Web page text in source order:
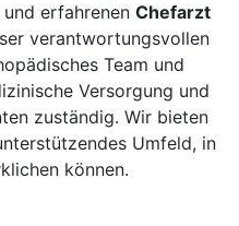
erfahrenen Chefarzt
verantwortungsvollen
Team und
Versorgung und
zuständig. Wir bieten
Umfeld, in
können.